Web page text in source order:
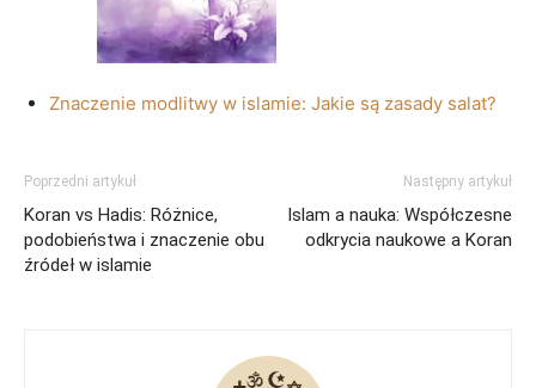
Znaczenie modlitwy w islamie: Jakie są zasady salat?
Poprzedni artykuł
Koran vs Hadis: Różnice,
podobieństwa i znaczenie obu
źródeł w islamie
Następny artykuł
Islam a nauka: Współczesne
odkrycia naukowe a Koran